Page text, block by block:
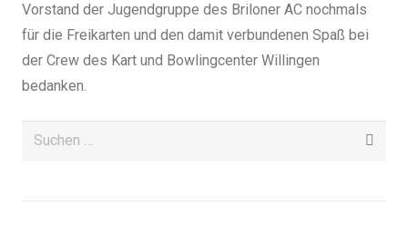
Vorstand der Jugendgruppe des Briloner AC nochmals
für die Freikarten und den damit verbundenen Spaß bei
der Crew des Kart und Bowlingcenter Willingen
bedanken.
Suchen